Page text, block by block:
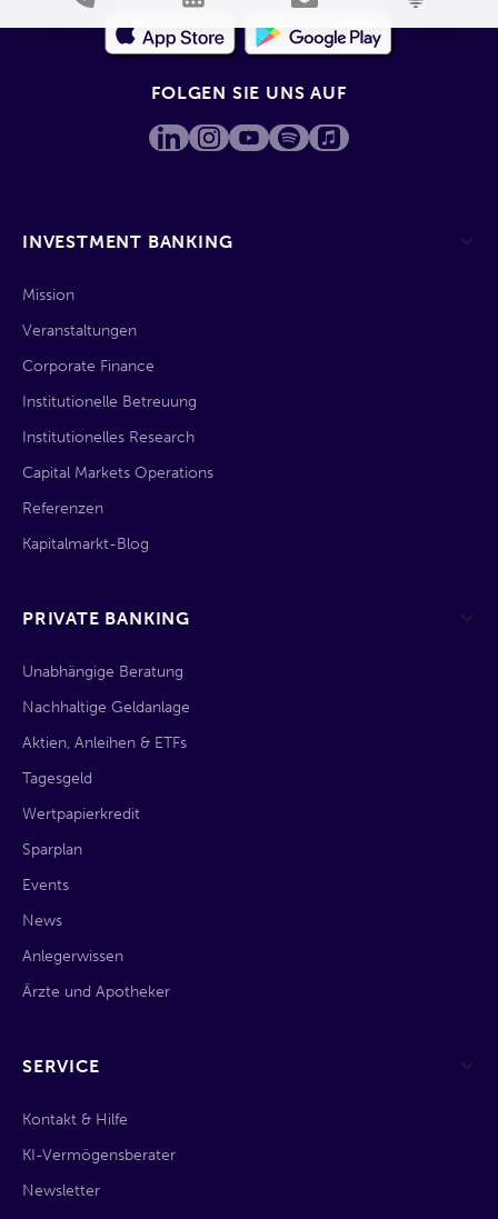
INVESTMENT BANKING
Mission
Veranstaltungen
Corporate Finance
Institutionelle Betreuung
Institutionelles Research
Capital Markets Operations
Referenzen
Kapitalmarkt-Blog
PRIVATE BANKING
Unabhängige Beratung
Nachhaltige Geldanlage
Aktien, Anleihen & ETFs
Tagesgeld
Wertpapierkredit
Sparplan
Events
News
Anlegerwissen
Ärzte und Apotheker
SERVICE
Kontakt & Hilfe
KI-Vermögensberater
Newsletter
FOLGEN SIE UNS AUF